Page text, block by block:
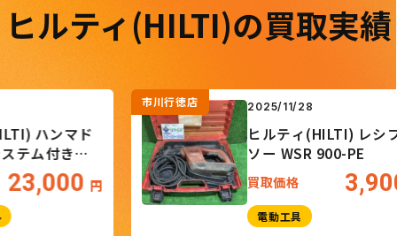
ヒルティ(HILTI)の買取実績
ンマド
付き
円
市川行徳店 2025/11/28
ヒルティ(HILTI) レシプロ
ソー WSR 900-PE
買取価格 3,900 円
電動工具